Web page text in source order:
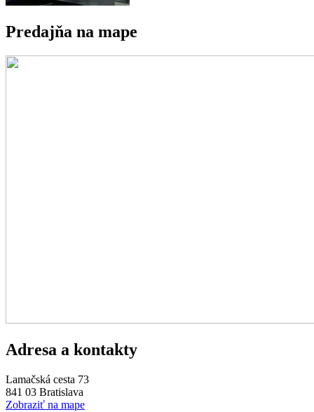
Predajňa na mape
Adresa a kontakty
Lamačská cesta 73
841 03 Bratislava
Zobraziť na mape